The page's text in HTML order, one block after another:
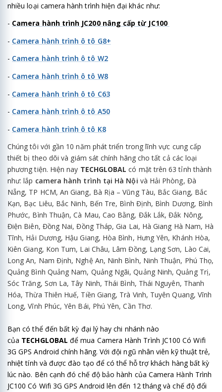
nhiều loại camera hành trình hiện đại khác như:
- Camera hành trình JC200 nâng cấp từ JC100
- Camera hành trình ô tô G8+
- Camera hành trình ô tô W2
- Camera hành trình ô tô W8
- Camera hành trình ô tô C63
- Camera hành trình ô tô A50
- Camera hành trình ô tô K8
Chúng tôi với gần 10 năm phát triển trong lĩnh vực cung cấp
thiết bị theo dõi và giám sát chính hãng cho tất cả các loại
phương tiện. Hiện nay TECHGLOBAL có mặt trên 63 tỉnh thành
như: lắp camera hành trình tại Hà Nội và Hải Phòng, Đà
Nẵng, TP HCM, An Giang, Bà Rịa – Vũng Tàu, Bắc Giang, Bắc
Kạn, Bạc Liêu, Bắc Ninh, Bến Tre, Bình Định, Bình Dương, Bình
Phước, Bình Thuận, Cà Mau, Cao Bằng, Đắk Lắk, Đắk Nông,
Điện Biên, Đồng Nai, Đồng Tháp, Gia Lai, Hà Giang Hà Nam, Hà
Tĩnh, Hải Dương, Hậu Giang, Hòa Bình, Hưng Yên, Khánh Hòa,
Kiên Giang, Kon Tum, Lai Châu, Lâm Đồng, Lạng Sơn, Lào Cai,
Long An, Nam Định, Nghệ An, Ninh Bình, Ninh Thuận, Phú Thọ,
Quảng Bình Quảng Nam, Quảng Ngãi, Quảng Ninh, Quảng Trị,
Sóc Trăng, Sơn La, Tây Ninh, Thái Bình, Thái Nguyên, Thanh
Hóa, Thừa Thiên Huế, Tiền Giang, Trà Vinh, Tuyên Quang, Vĩnh
Long, Vĩnh Phúc, Yên Bái, Phú Yên, Cần Thơ.
Bạn có thể đến bất kỳ đại lý hay chi nhánh nào
của TECHGLOBAL để mua Camera Hành Trình JC100 Có Wifi
3G GPS Android chính hãng. Với đội ngũ nhân viên kỹ thuật trẻ,
nhiệt tính và được đào tạo để có thể hỗ trợ khách hàng bất kỳ
lúc nào. Bên cạnh đó chế độ bảo hành của Camera Hành Trình
JC100 Có Wifi 3G GPS Android lên đến 12 tháng và chế độ đổi